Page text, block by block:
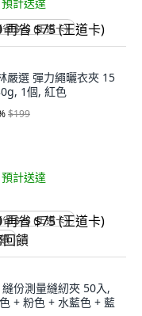
$75 (王道卡)
嚴選 彈力繩曬衣夾 15
1個, 紅色
$199
預計送達
$75 (王道卡)
份測量縫紉夾 50入,
+ 粉色 + 水藍色 + 藍